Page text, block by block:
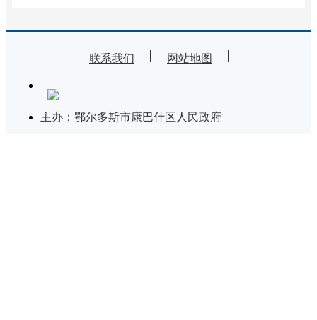
联系我们 网站地图
主办：鄂尔多斯市康巴什区人民政府